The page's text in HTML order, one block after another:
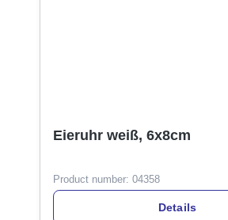
Eieruhr weiß, 6x8cm
Product number: 04358
Details